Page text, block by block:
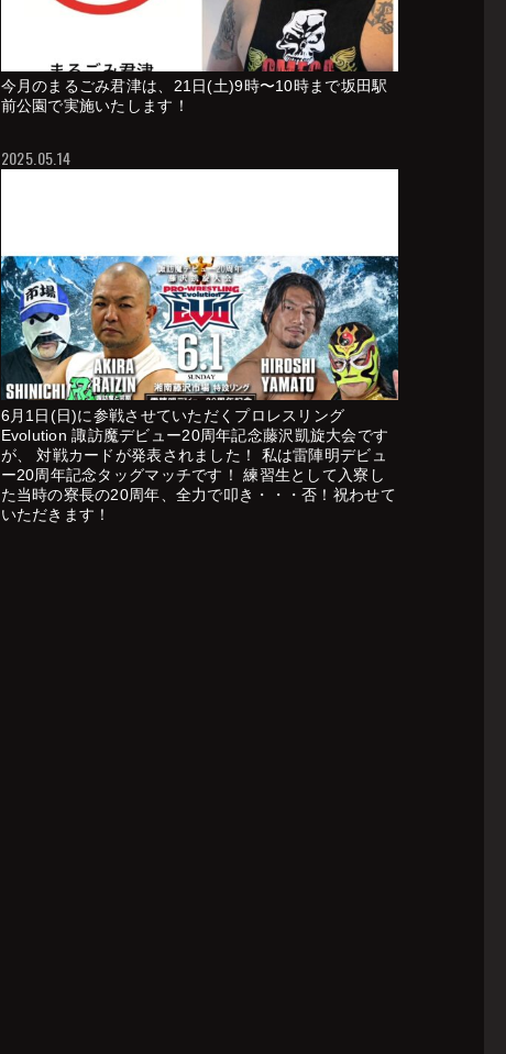
今月のまるごみ君津は、21日(土)9時〜10時まで坂田駅
前公園で実施いたします！
2025.05.14
6月1日(日)に参戦させていただくプロレスリング
Evolution 諏訪魔デビュー20周年記念藤沢凱旋大会です
が、 対戦カードが発表されました！ 私は雷陣明デビュ
ー20周年記念タッグマッチです！ 練習生として入寮し
た当時の寮長の20周年、全力で叩き・・・否！祝わせて
いただきます！